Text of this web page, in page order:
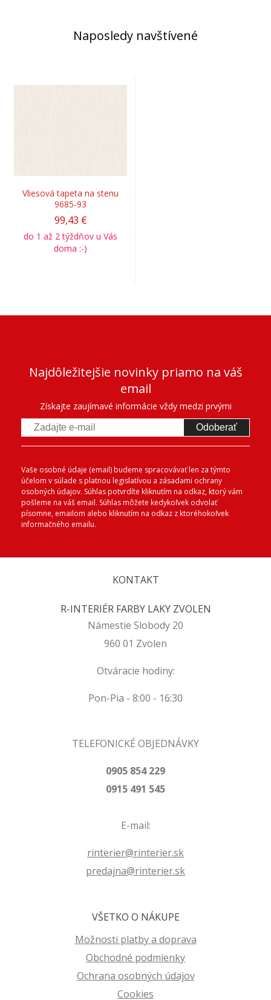
Naposledy navštívené
Vliesová tapeta na stenu
9685-93
99,43 €
do 1 až 2 týždňov u Vás
doma :-)
Najdôležitejšie novinky priamo na váš
email
Získajte zaujímavé informácie vždy medzi prvými
Odoberať
Vaše osobné údaje (email) budeme spracovávať len za týmto
účelom v súlade s platnou legislatívou a zásadami ochrany
osobných údajov. Súhlas potvrdíte kliknutím na odkaz, ktorý vám
pošleme na váš email. Súhlas môžete kedykoľvek odvolať
písomne, emailom alebo kliknutím na odkaz z ktoréhokoľvek
informačného emailu.
KONTAKT
R-INTERIÉR FARBY LAKY ZVOLEN
Námestie Slobody 20
960 01 Zvolen
Otváracie hodiny:
Pon-Pia - 8:00 - 16:30
TELEFONICKÉ OBJEDNÁVKY
0905 854 229
0915 491 545
E-mail:
rinterier@rinterier.sk
predajna@rinterier.sk
VŠETKO O NÁKUPE
Možnosti platby a doprava
Obchodné podmienky
Ochrana osobných údajov
Cookies